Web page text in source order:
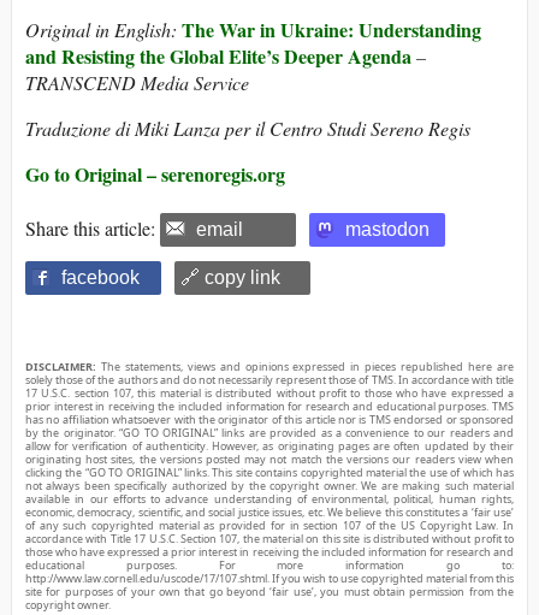
Original in English: The War in Ukraine: Understanding
and Resisting the Global Elite’s Deeper Agenda–
TRANSCEND Media Service
Traduzione di Miki Lanza per il Centro Studi Sereno Regis
Go to Original – serenoregis.org
Share this article: email mastodon
facebook 🔗 copy link
DISCLAIMER: The statements, views and opinions expressed in pieces republished here are
solely those of the authors and do not necessarily represent those of TMS. In accordance with title
17 U.S.C. section 107, this material is distributed without profit to those who have expressed a
prior interest in receiving the included information for research and educational purposes. TMS
has no affiliation whatsoever with the originator of this article nor is TMS endorsed or sponsored
by the originator. “GO TO ORIGINAL” links are provided as a convenience to our readers and
allow for verification of authenticity. However, as originating pages are often updated by their
originating host sites, the versions posted may not match the versions our readers view when
clicking the “GO TO ORIGINAL” links. This site contains copyrighted material the use of which has
not always been specifically authorized by the copyright owner. We are making such material
available in our efforts to advance understanding of environmental, political, human rights,
economic, democracy, scientific, and social justice issues, etc. We believe this constitutes a ‘fair use’
of any such copyrighted material as provided for in section 107 of the US Copyright Law. In
accordance with Title 17 U.S.C. Section 107, the material on this site is distributed without profit to
those who have expressed a prior interest in receiving the included information for research and
educational purposes. For more information go to:
http://www.law.cornell.edu/uscode/17/107.shtml. If you wish to use copyrighted material from this
site for purposes of your own that go beyond ‘fair use’, you must obtain permission from the
copyright owner.